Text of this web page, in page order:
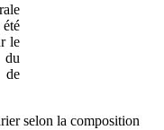
le
selon la composition